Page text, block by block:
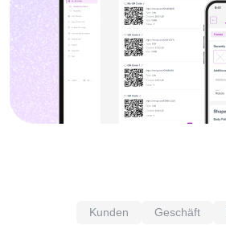
Kunden Geschäft